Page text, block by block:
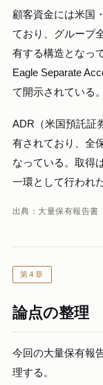
顧客資金には米国
ており、グループ
有する構造となっ
Eagle Separate
て開示されている。
ADR（米国預託証
有されており、全
なっている。取得
一環として行われ
出典：大量保有報告書
第4章
論点の整理
今回の大量保有報
理する。